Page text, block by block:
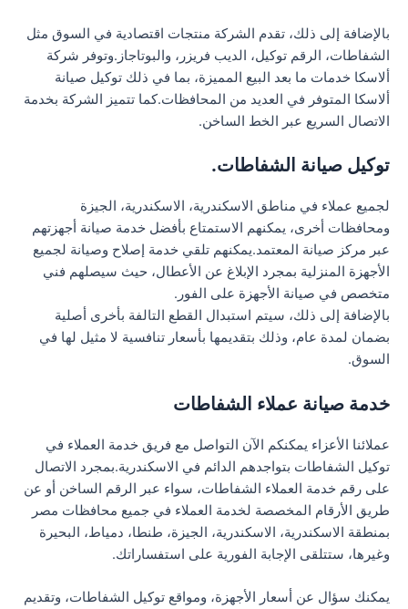
بالإضافة إلى ذلك، تقدم الشركة منتجات اقتصادية في السوق مثل
الشفاطات، الرقم توكيل، الديب فريزر، والبوتاجاز.وتوفر شركة
ألاسكا خدمات ما بعد البيع المميزة، بما في ذلك توكيل صيانة
ألاسكا المتوفر في العديد من المحافظات.كما تتميز الشركة بخدمة
الاتصال السريع عبر الخط الساخن.
توكيل صيانة الشفاطات.
لجميع عملاء في مناطق الاسكندرية، الاسكندرية، الجيزة
ومحافظات أخرى، يمكنهم الاستمتاع بأفضل خدمة صيانة أجهزتهم
عبر مركز صيانة المعتمد.يمكنهم تلقي خدمة إصلاح وصيانة لجميع
الأجهزة المنزلية بمجرد الإبلاغ عن الأعطال، حيث سيصلهم فني
متخصص في صيانة الأجهزة على الفور.
بالإضافة إلى ذلك، سيتم استبدال القطع التالفة بأخرى أصلية
بضمان لمدة عام، وذلك بتقديمها بأسعار تنافسية لا مثيل لها في
السوق.
خدمة صيانة عملاء الشفاطات
عملائنا الأعزاء يمكنكم الآن التواصل مع فريق خدمة العملاء في
توكيل الشفاطات بتواجدهم الدائم في الاسكندرية.بمجرد الاتصال
على رقم خدمة العملاء الشفاطات، سواء عبر الرقم الساخن أو عن
طريق الأرقام المخصصة لخدمة العملاء في جميع محافظات مصر
بمنطقة الاسكندرية، الاسكندرية، الجيزة، طنطا، دمياط، البحيرة
وغيرها، ستتلقى الإجابة الفورية على استفساراتك.
يمكنك سؤال عن أسعار الأجهزة، ومواقع توكيل الشفاطات، وتقديم